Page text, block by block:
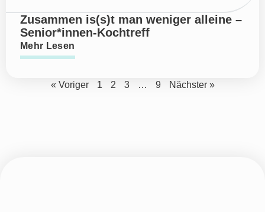
Zusammen is(s)t man weniger alleine –
Senior*innen-Kochtreff
Mehr Lesen
« Voriger 1 2 3 … 9 Nächster »